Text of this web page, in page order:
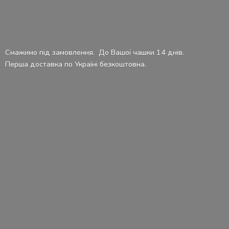
Смажимо під замовлення. До Вашої чашки 14 днів.
Перша доставка по Україні безкоштовна.